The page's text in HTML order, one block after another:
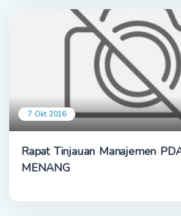
7 Okt 2016
Rapat Tinjauan Manajemen
MENANG